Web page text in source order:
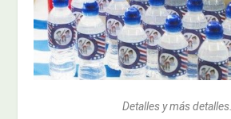
Detalles y más detalles…